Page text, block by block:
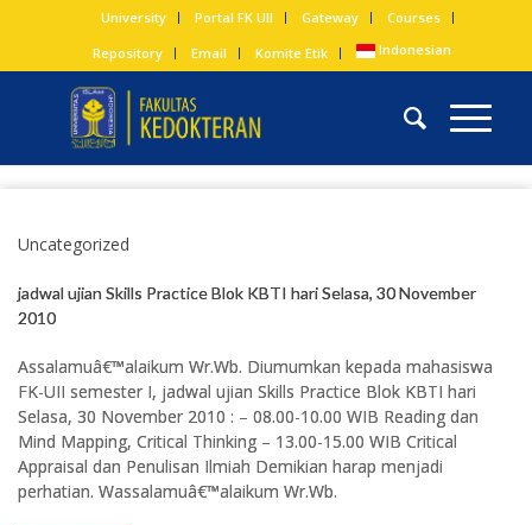
University Portal FK UII Gateway
Courses
Repository
Email Komite Etik Indonesian
Uncategorized
jadwal ujian Skills Practice Blok KBTI hari Selasa, 30 November
2010
Assalamuâ€™alaikum Wr.Wb. Diumumkan kepada mahasiswa
FK-UII semester I, jadwal ujian Skills Practice Blok KBTI hari
Selasa, 30 November 2010 : – 08.00-10.00 WIB Reading dan
Mind Mapping, Critical Thinking – 13.00-15.00 WIB Critical
Appraisal dan Penulisan Ilmiah Demikian harap menjadi
perhatian. Wassalamuâ€™alaikum Wr.Wb.